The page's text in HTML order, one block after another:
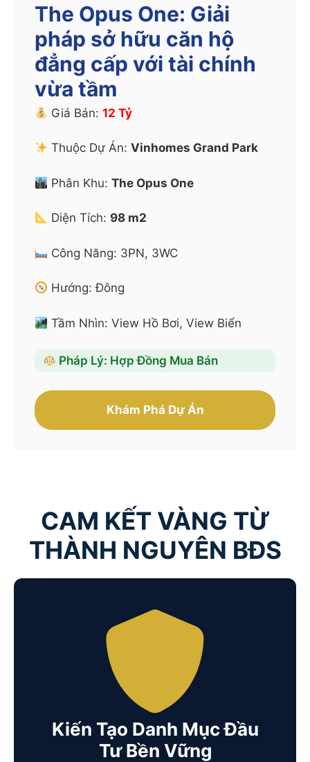
The Opus One: Giải
pháp sở hữu căn hộ
đẳng cấp với tài chính
vừa tầm
Giá Bán:12 Tỷ
Thuộc Dự Án:Vinhomes Grand Park
Phân Khu:The Opus One
Diện Tích: 98 m2
Công Năng: 3PN, 3WC
Hướng: Đông
Tầm Nhìn: View Hồ Bơi, View Biển
Pháp Lý: Hợp Đồng Mua Bán
Khám Phá Dự Án
CAM KẾT VÀNG TỪ
THÀNH NGUYÊN BĐS
Kiến Tạo Danh Mục Đầu
Tư Bền Vững